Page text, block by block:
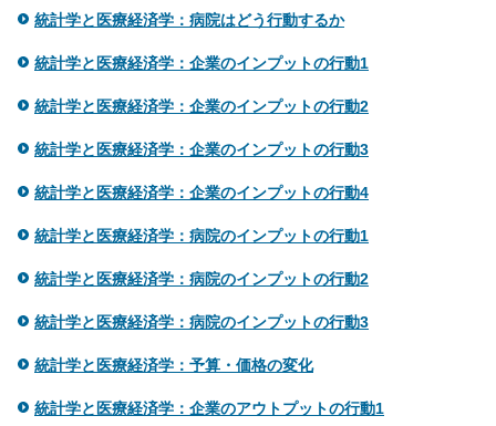
統計学と医療経済学：病院はどう行動するか
統計学と医療経済学：企業のインプットの行動1
統計学と医療経済学：企業のインプットの行動2
統計学と医療経済学：企業のインプットの行動3
統計学と医療経済学：企業のインプットの行動4
統計学と医療経済学：病院のインプットの行動1
統計学と医療経済学：病院のインプットの行動2
統計学と医療経済学：病院のインプットの行動3
統計学と医療経済学：予算・価格の変化
統計学と医療経済学：企業のアウトプットの行動1